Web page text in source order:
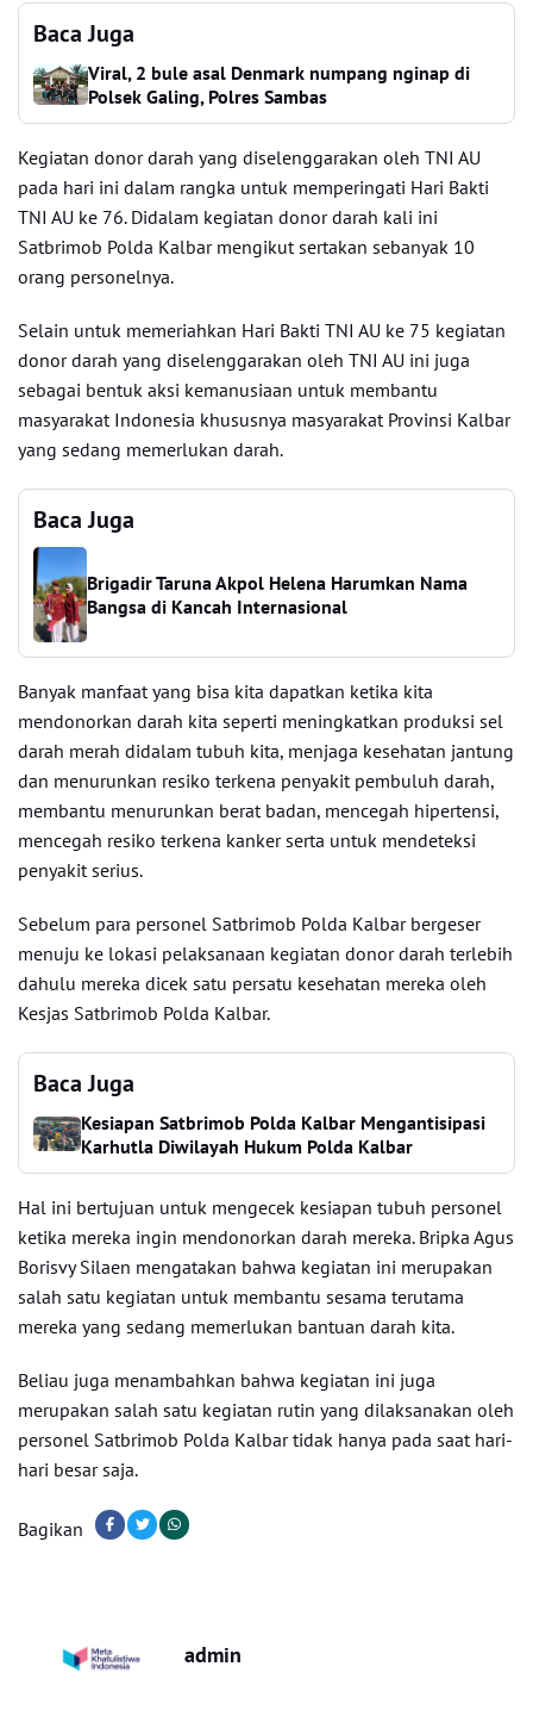
Baca Juga
Viral, 2 bule asal Denmark numpang nginap di
Polsek Galing, Polres Sambas
Kegiatan donor darah yang diselenggarakan oleh TNI AU
pada hari ini dalam rangka untuk memperingati Hari Bakti
TNI AU ke 76. Didalam kegiatan donor darah kali ini
Satbrimob Polda Kalbar mengikut sertakan sebanyak 10
orang personelnya.
Selain untuk memeriahkan Hari Bakti TNI AU ke 75 kegiatan
donor darah yang diselenggarakan oleh TNI AU ini juga
sebagai bentuk aksi kemanusiaan untuk membantu
masyarakat Indonesia khususnya masyarakat Provinsi Kalbar
yang sedang memerlukan darah.
Baca Juga
Brigadir Taruna Akpol Helena Harumkan Nama
Bangsa di Kancah Internasional
Banyak manfaat yang bisa kita dapatkan ketika kita
mendonorkan darah kita seperti meningkatkan produksi sel
darah merah didalam tubuh kita, menjaga kesehatan jantung
dan menurunkan resiko terkena penyakit pembuluh darah,
membantu menurunkan berat badan, mencegah hipertensi,
mencegah resiko terkena kanker serta untuk mendeteksi
penyakit serius.
Sebelum para personel Satbrimob Polda Kalbar bergeser
menuju ke lokasi pelaksanaan kegiatan donor darah terlebih
dahulu mereka dicek satu persatu kesehatan mereka oleh
Kesjas Satbrimob Polda Kalbar.
Baca Juga
Kesiapan Satbrimob Polda Kalbar Mengantisipasi
Karhutla Diwilayah Hukum Polda Kalbar
Hal ini bertujuan untuk mengecek kesiapan tubuh personel
ketika mereka ingin mendonorkan darah mereka. Bripka Agus
Borisvy Silaen mengatakan bahwa kegiatan ini merupakan
salah satu kegiatan untuk membantu sesama terutama
mereka yang sedang memerlukan bantuan darah kita.
Beliau juga menambahkan bahwa kegiatan ini juga
merupakan salah satu kegiatan rutin yang dilaksanakan oleh
personel Satbrimob Polda Kalbar tidak hanya pada saat hari-
hari besar saja.
Bagikan
admin